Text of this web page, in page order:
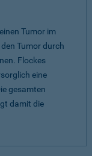
Tumor im
Tumor durch
Flockes
eine
gesamten
damit die